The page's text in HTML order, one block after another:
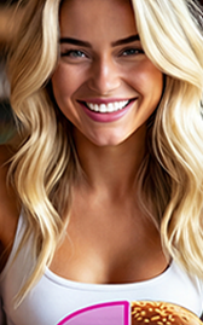
Made in the UK
Усиль эффект
после родов через